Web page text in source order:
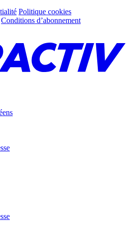
Politique cookies
Conditions d’abonnement